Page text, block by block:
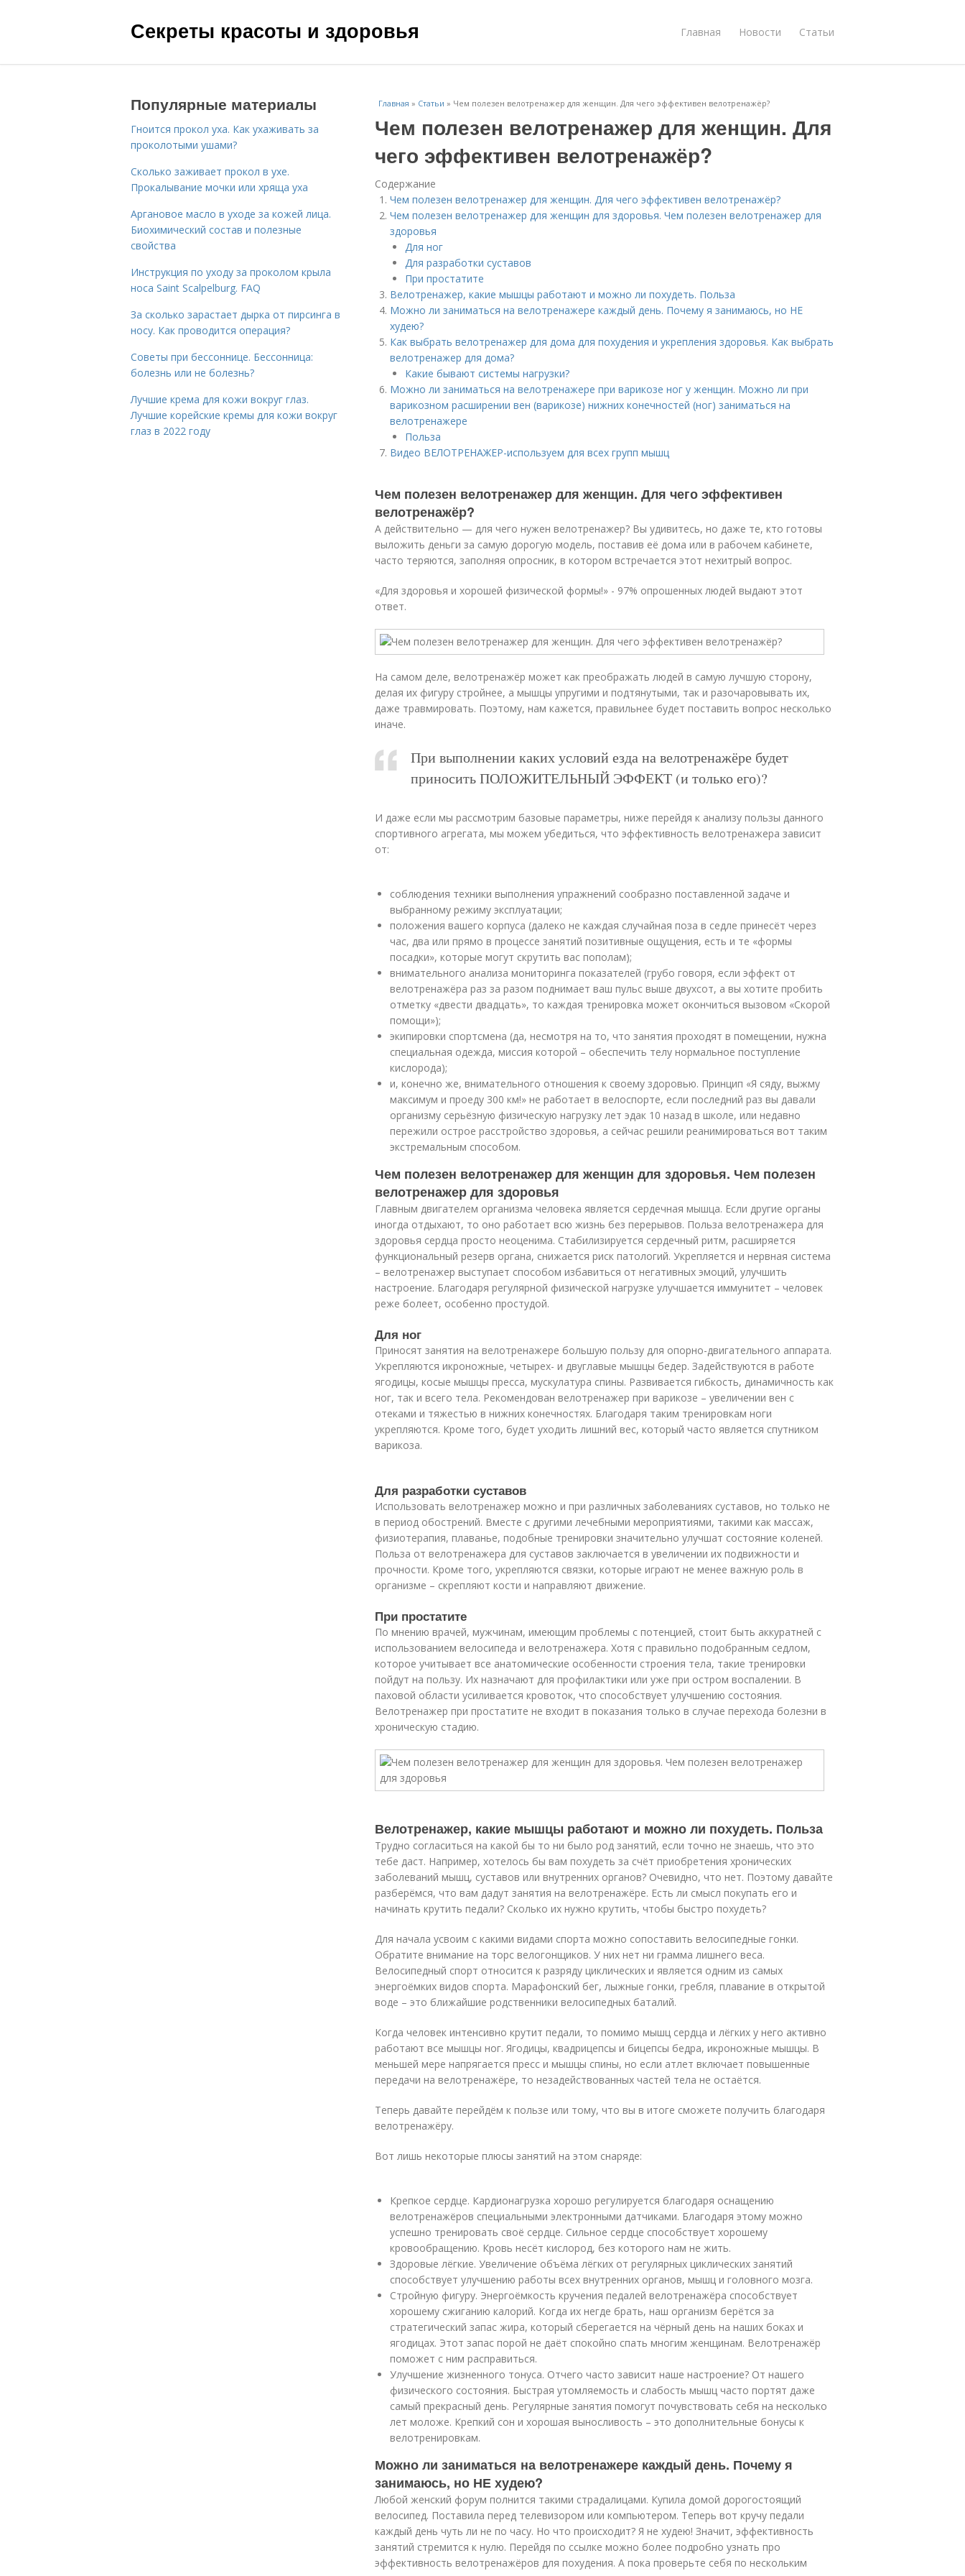
Секреты красоты и здоровья Главная Новости Статьи
Главная » Статьи » Чем полезен велотренажер для женщин. Для чего эффективен велотренажёр?
Чем полезен велотренажер для женщин. Для
чего эффективен велотренажёр?
Содержание
Чем полезен велотренажер для женщин. Для чего эффективен велотренажёр?
Чем полезен велотренажер для женщин для здоровья. Чем полезен велотренажер для
здоровья
Для ног
Для разработки суставов
При простатите
Велотренажер, какие мышцы работают и можно ли похудеть. Польза
Можно ли заниматься на велотренажере каждый день. Почему я занимаюсь, но НЕ
худею?
Как выбрать велотренажер для дома для похудения и укрепления здоровья. Как выбрать
велотренажер для дома?
Какие бывают системы нагрузки?
Можно ли заниматься на велотренажере при варикозе ног у женщин. Можно ли при
варикозном расширении вен (варикозе) нижних конечностей (ног) заниматься на
велотренажере
Польза
Видео ВЕЛОТРЕНАЖЕР-используем для всех групп мышц
Чем полезен велотренажер для женщин. Для чего эффективен
велотренажёр?
А действительно — для чего нужен велотренажер? Вы удивитесь, но даже те, кто готовы
выложить деньги за самую дорогую модель, поставив её дома или в рабочем кабинете,
часто теряются, заполняя опросник, в котором встречается этот нехитрый вопрос.
«Для здоровья и хорошей физической формы!» - 97% опрошенных людей выдают этот
ответ.
На самом деле, велотренажёр может как преображать людей в самую лучшую сторону,
делая их фигуру стройнее, а мышцы упругими и подтянутыми, так и разочаровывать их,
даже травмировать. Поэтому, нам кажется, правильнее будет поставить вопрос несколько
иначе.
При выполнении каких условий езда на велотренажёре будет
приносить ПОЛОЖИТЕЛЬНЫЙ ЭФФЕКТ (и только его)?
И даже если мы рассмотрим базовые параметры, ниже перейдя к анализу пользы данного
спортивного агрегата, мы можем убедиться, что эффективность велотренажера зависит
от:
соблюдения техники выполнения упражнений сообразно поставленной задаче и
выбранному режиму эксплуатации;
положения вашего корпуса (далеко не каждая случайная поза в седле принесёт через
час, два или прямо в процессе занятий позитивные ощущения, есть и те «формы
посадки», которые могут скрутить вас пополам);
внимательного анализа мониторинга показателей (грубо говоря, если эффект от
велотренажёра раз за разом поднимает ваш пульс выше двухсот, а вы хотите пробить
отметку «двести двадцать», то каждая тренировка может окончиться вызовом «Скорой
помощи»);
экипировки спортсмена (да, несмотря на то, что занятия проходят в помещении, нужна
специальная одежда, миссия которой – обеспечить телу нормальное поступление
кислорода);
и, конечно же, внимательного отношения к своему здоровью. Принцип «Я сяду, выжму
максимум и проеду 300 км!» не работает в велоспорте, если последний раз вы давали
организму серьёзную физическую нагрузку лет эдак 10 назад в школе, или недавно
пережили острое расстройство здоровья, а сейчас решили реанимироваться вот таким
экстремальным способом.
Чем полезен велотренажер для женщин для здоровья. Чем полезен
велотренажер для здоровья
Главным двигателем организма человека является сердечная мышца. Если другие органы
иногда отдыхают, то оно работает всю жизнь без перерывов. Польза велотренажера для
здоровья сердца просто неоценима. Стабилизируется сердечный ритм, расширяется
функциональный резерв органа, снижается риск патологий. Укрепляется и нервная система
– велотренажер выступает способом избавиться от негативных эмоций, улучшить
настроение. Благодаря регулярной физической нагрузке улучшается иммунитет – человек
реже болеет, особенно простудой.
Для ног
Приносят занятия на велотренажере большую пользу для опорно-двигательного аппарата.
Укрепляются икроножные, четырех- и двуглавые мышцы бедер. Задействуются в работе
ягодицы, косые мышцы пресса, мускулатура спины. Развивается гибкость, динамичность как
ног, так и всего тела. Рекомендован велотренажер при варикозе – увеличении вен с
отеками и тяжестью в нижних конечностях. Благодаря таким тренировкам ноги
укрепляются. Кроме того, будет уходить лишний вес, который часто является спутником
варикоза.
Для разработки суставов
Использовать велотренажер можно и при различных заболеваниях суставов, но только не
в период обострений. Вместе с другими лечебными мероприятиями, такими как массаж,
физиотерапия, плаванье, подобные тренировки значительно улучшат состояние коленей.
Польза от велотренажера для суставов заключается в увеличении их подвижности и
прочности. Кроме того, укрепляются связки, которые играют не менее важную роль в
организме – скрепляют кости и направляют движение.
При простатите
По мнению врачей, мужчинам, имеющим проблемы с потенцией, стоит быть аккуратней с
использованием велосипеда и велотренажера. Хотя с правильно подобранным седлом,
которое учитывает все анатомические особенности строения тела, такие тренировки
пойдут на пользу. Их назначают для профилактики или уже при остром воспалении. В
паховой области усиливается кровоток, что способствует улучшению состояния.
Велотренажер при простатите не входит в показания только в случае перехода болезни в
хроническую стадию.
Велотренажер, какие мышцы работают и можно ли похудеть. Польза
Трудно согласиться на какой бы то ни было род занятий, если точно не знаешь, что это
тебе даст. Например, хотелось бы вам похудеть за счёт приобретения хронических
заболеваний мышц, суставов или внутренних органов? Очевидно, что нет. Поэтому давайте
разберёмся, что вам дадут занятия на велотренажёре. Есть ли смысл покупать его и
начинать крутить педали? Сколько их нужно крутить, чтобы быстро похудеть?
Для начала усвоим с какими видами спорта можно сопоставить велосипедные гонки.
Обратите внимание на торс велогонщиков. У них нет ни грамма лишнего веса.
Велосипедный спорт относится к разряду циклических и является одним из самых
энергоёмких видов спорта. Марафонский бег, лыжные гонки, гребля, плавание в открытой
воде – это ближайшие родственники велосипедных баталий.
Когда человек интенсивно крутит педали, то помимо мышц сердца и лёгких у него активно
работают все мышцы ног. Ягодицы, квадрицепсы и бицепсы бедра, икроножные мышцы. В
меньшей мере напрягается пресс и мышцы спины, но если атлет включает повышенные
передачи на велотренажёре, то незадействованных частей тела не остаётся.
Теперь давайте перейдём к пользе или тому, что вы в итоге сможете получить благодаря
велотренажёру.
Вот лишь некоторые плюсы занятий на этом снаряде:
Крепкое сердце. Кардионагрузка хорошо регулируется благодаря оснащению
велотренажёров специальными электронными датчиками. Благодаря этому можно
успешно тренировать своё сердце. Сильное сердце способствует хорошему
кровообращению. Кровь несёт кислород, без которого нам не жить.
Здоровые лёгкие. Увеличение объёма лёгких от регулярных циклических занятий
способствует улучшению работы всех внутренних органов, мышц и головного мозга.
Стройную фигуру. Энергоёмкость кручения педалей велотренажёра способствует
хорошему сжиганию калорий. Когда их негде брать, наш организм берётся за
стратегический запас жира, который сберегается на чёрный день на наших боках и
ягодицах. Этот запас порой не даёт спокойно спать многим женщинам. Велотренажёр
поможет с ним расправиться.
Улучшение жизненного тонуса. Отчего часто зависит наше настроение? От нашего
физического состояния. Быстрая утомляемость и слабость мышц часто портят даже
самый прекрасный день. Регулярные занятия помогут почувствовать себя на несколько
лет моложе. Крепкий сон и хорошая выносливость – это дополнительные бонусы к
велотренировкам.
Можно ли заниматься на велотренажере каждый день. Почему я
занимаюсь, но НЕ худею?
Любой женский форум полнится такими страдалицами. Купила домой дорогостоящий
велосипед. Поставила перед телевизором или компьютером. Теперь вот кручу педали
каждый день чуть ли не по часу. Но что происходит? Я не худею! Значит, эффективность
занятий стремится к нулю. Перейдя по ссылке можно более подробно узнать про
эффективность велотренажёров для похудения. А пока проверьте себя по нескольким
Популярные материалы
Гноится прокол уха. Как ухаживать за
проколотыми ушами?
Сколько заживает прокол в ухе.
Прокалывание мочки или хряща уха
Аргановое масло в уходе за кожей лица.
Биохимический состав и полезные
свойства
Инструкция по уходу за проколом крыла
носа Saint Scalpelburg. FAQ
За сколько зарастает дырка от пирсинга в
носу. Как проводится операция?
Советы при бессоннице. Бессонница:
болезнь или не болезнь?
Лучшие крема для кожи вокруг глаз.
Лучшие корейские кремы для кожи вокруг
глаз в 2022 году